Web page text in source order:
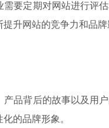
要定期对网站进行评
升网站的竞争力和品牌
品背后的故事以及用
的品牌形象。